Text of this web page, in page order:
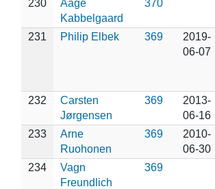
230
Aage
Kabbelgaard
370
231 Philip Elbek 369
2019-
06-07
232
Carsten
Jørgensen
369
2013-
06-16
233
Arne
Ruohonen
369
2010-
06-30
234
Vagn
Freundlich
369